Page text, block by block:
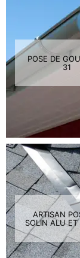
POSE DE
31
ARTISAN
SOLIN ALU ET